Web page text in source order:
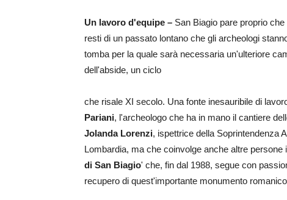
Un lavoro d'equipe – San Biagio pare proprio
resti di un passato lontano che gli archeologi
tomba per la quale sarà necessaria un'ulteriore
dell'abside, un ciclo
che risale XI secolo. Una fonte inesauribile di
Pariani, l'archeologo che ha in mano il cantiere
Jolanda Lorenzi, ispettrice della Soprintendenza
Lombardia, ma che coinvolge anche altre persone
di San Biagio' che, fin dal 1988, segue con
recupero di quest'importante monumento